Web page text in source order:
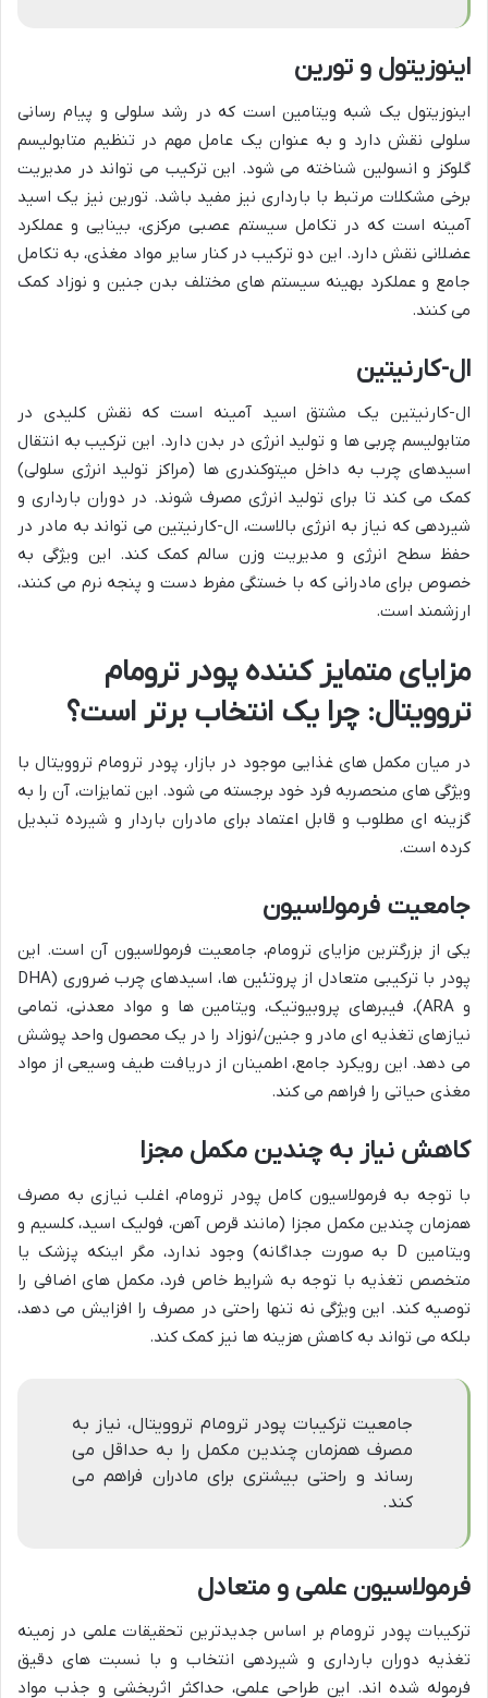
اینوزیتول و تورین
اینوزیتول یک شبه ویتامین است که در رشد سلولی و پیام رسانی
سلولی نقش دارد و به عنوان یک عامل مهم در تنظیم متابولیسم
گلوکز و انسولین شناخته می شود. این ترکیب می تواند در مدیریت
برخی مشکلات مرتبط با بارداری نیز مفید باشد. تورین نیز یک اسید
آمینه است که در تکامل سیستم عصبی مرکزی، بینایی و عملکرد
عضلانی نقش دارد. این دو ترکیب در کنار سایر مواد مغذی، به تکامل
جامع و عملکرد بهینه سیستم های مختلف بدن جنین و نوزاد کمک
می کنند.
ال-کارنیتین
ال-کارنیتین یک مشتق اسید آمینه است که نقش کلیدی در
متابولیسم چربی ها و تولید انرژی در بدن دارد. این ترکیب به انتقال
اسیدهای چرب به داخل میتوکندری ها (مراکز تولید انرژی سلولی)
کمک می کند تا برای تولید انرژی مصرف شوند. در دوران بارداری و
شیردهی که نیاز به انرژی بالاست، ال-کارنیتین می تواند به مادر در
حفظ سطح انرژی و مدیریت وزن سالم کمک کند. این ویژگی به
خصوص برای مادرانی که با خستگی مفرط دست و پنجه نرم می کنند،
ارزشمند است.
مزایای متمایز کننده پودر ترومام
تروویتال: چرا یک انتخاب برتر است؟
در میان مکمل های غذایی موجود در بازار، پودر ترومام تروویتال با
ویژگی های منحصربه فرد خود برجسته می شود. این تمایزات، آن را به
گزینه ای مطلوب و قابل اعتماد برای مادران باردار و شیرده تبدیل
کرده است.
جامعیت فرمولاسیون
یکی از بزرگترین مزایای ترومام، جامعیت فرمولاسیون آن است. این
پودر با ترکیبی متعادل از پروتئین ها، اسیدهای چرب ضروری (DHA
و ARA)، فیبرهای پروبیوتیک، ویتامین ها و مواد معدنی، تمامی
نیازهای تغذیه ای مادر و جنین/نوزاد را در یک محصول واحد پوشش
می دهد. این رویکرد جامع، اطمینان از دریافت طیف وسیعی از مواد
مغذی حیاتی را فراهم می کند.
کاهش نیاز به چندین مکمل مجزا
با توجه به فرمولاسیون کامل پودر ترومام، اغلب نیازی به مصرف
همزمان چندین مکمل مجزا (مانند قرص آهن، فولیک اسید، کلسیم و
ویتامین D به صورت جداگانه) وجود ندارد، مگر اینکه پزشک یا
متخصص تغذیه با توجه به شرایط خاص فرد، مکمل های اضافی را
توصیه کند. این ویژگی نه تنها راحتی در مصرف را افزایش می دهد،
بلکه می تواند به کاهش هزینه ها نیز کمک کند.
جامعیت ترکیبات پودر ترومام تروویتال، نیاز به
مصرف همزمان چندین مکمل را به حداقل می
رساند و راحتی بیشتری برای مادران فراهم می
کند.
فرمولاسیون علمی و متعادل
ترکیبات پودر ترومام بر اساس جدیدترین تحقیقات علمی در زمینه
تغذیه دوران بارداری و شیردهی انتخاب و با نسبت های دقیق
فرموله شده اند. این طراحی علمی، حداکثر اثربخشی و جذب مواد